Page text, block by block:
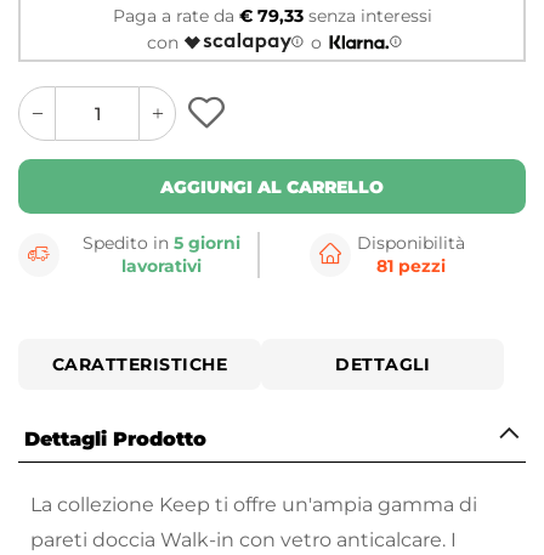
Paga a rate da € 79,33senza interessi
con
o
quantity
button
quantity
minus
button
AGGIUNGI AL CARRELLO
Spedito in5 giorni
lavorativi
Disponibilità
81 pezzi
CARATTERISTICHE DETTAGLI
Dettagli Prodotto
La collezione Keep ti offre un'ampia gamma di
pareti doccia Walk-in con vetro anticalcare. I